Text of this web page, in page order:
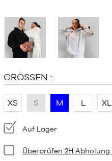
GRÖSSEN :
XS S M L XL
Verfügbarkeit:
Auf Lager
Bedingung:
Neun
Überprüfen 2H